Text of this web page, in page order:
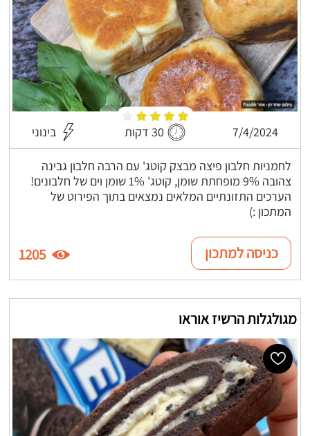
7/4/2024 30 דקות בינוני
לחמניות חלבון פיצה מבצק קוטג' עם הרבה חלבון גבינה
צהובה 9% מופחתת שומן, קוטג' 1% שומן וים של חלבונים!
הערכים התזונתיים המלאים נמצאים בתוך הפירוט של
המתכון :)
כניסה למתכון 1205
מגולגלות הרשיז אוראו